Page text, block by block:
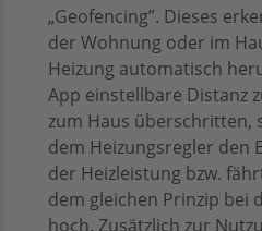
„Geofencing”. Dieses
der Wohnung oder im
Heizung automatisch
App einstellbare Distanz
zum Haus überschritten,
dem Heizungsregler den
der Heizleistung bzw.
dem gleichen Prinzip bei
hoch. Zusätzlich zur